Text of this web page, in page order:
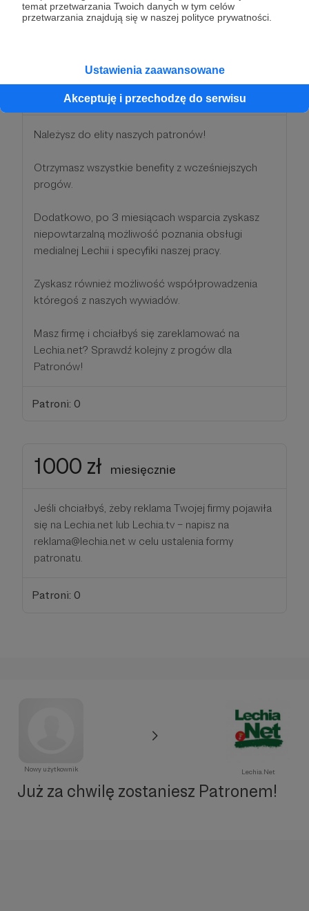
temat przetwarzania Twoich danych w tym celów
przetwarzania znajdują się w naszej polityce prywatności.
Ustawienia zaawansowane
Akceptuję i przechodzę do serwisu
100 zł miesięcznie
Należysz do elity naszych patronów!
Otrzymasz wszystkie benefity z wcześniejszych
progów.
Dodatkowo, po 3 miesiącach wsparcia zyskasz
niepowtarzalną możliwość poznania obsługi
medialnej Lechii i specyfiki naszej pracy.
Zyskasz również możliwość współprowadzenia
któregoś z naszych wywiadów.
Masz firmę i chciałbyś się zareklamować na
Lechia.net? Sprawdź kolejny z progów dla
Patronów!
Patroni: 0
1000 zł miesięcznie
Jeśli chciałbyś, żeby reklama Twojej firmy pojawiła
się na Lechia.net lub Lechia.tv – napisz na
reklama@lechia.net w celu ustalenia formy
patronatu.
Patroni: 0
Nowy użytkownik Lechia.Net
Już za chwilę zostaniesz Patronem!